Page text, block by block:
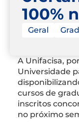
100%
Geral
A Unifacisa,
Universidade
cursos de
inscritos
no próximo